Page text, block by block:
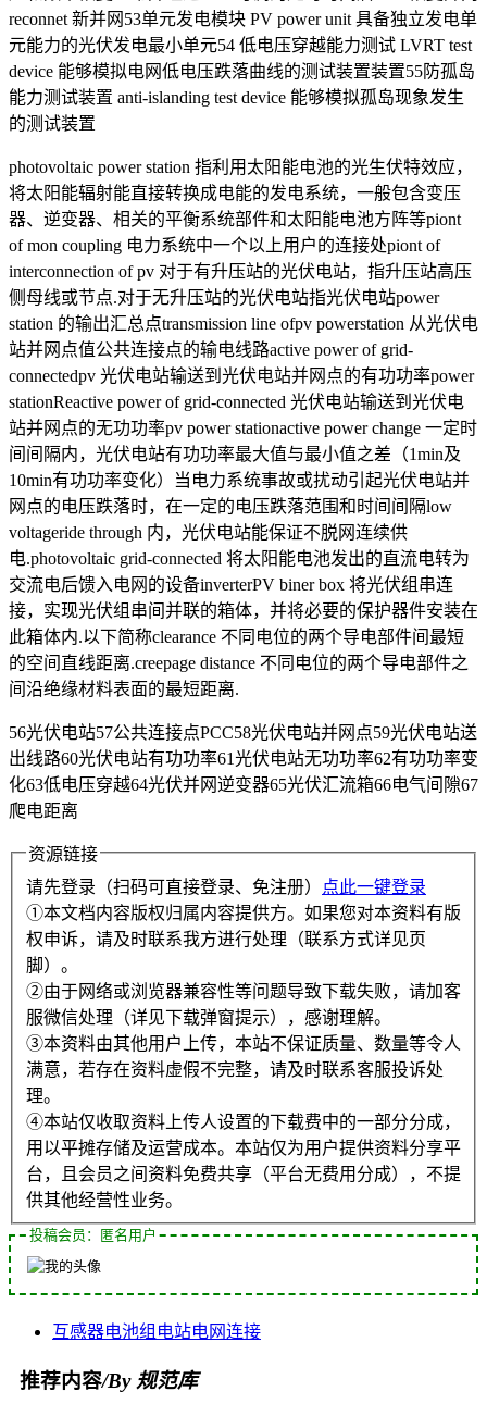
reconnet 新并网53单元发电模块 PV power unit 具备独立发电单
元能力的光伏发电最小单元54 低电压穿越能力测试 LVRT test
device 能够模拟电网低电压跌落曲线的测试装置装置55防孤岛
能力测试装置 anti-islanding test device 能够模拟孤岛现象发生
的测试装置
photovoltaic power station 指利用太阳能电池的光生伏特效应，
将太阳能辐射能直接转换成电能的发电系统，一般包含变压
器、逆变器、相关的平衡系统部件和太阳能电池方阵等piont
of mon coupling 电力系统中一个以上用户的连接处piont of
interconnection of pv 对于有升压站的光伏电站，指升压站高压
侧母线或节点.对于无升压站的光伏电站指光伏电站power
station 的输出汇总点transmission line ofpv powerstation 从光伏电
站并网点值公共连接点的输电线路active power of grid-
connectedpv 光伏电站输送到光伏电站并网点的有功功率power
stationReactive power of grid-connected 光伏电站输送到光伏电
站并网点的无功功率pv power stationactive power change 一定时
间间隔内，光伏电站有功功率最大值与最小值之差（1min及
10min有功功率变化）当电力系统事故或扰动引起光伏电站并
网点的电压跌落时，在一定的电压跌落范围和时间间隔low
voltageride through 内，光伏电站能保证不脱网连续供
电.photovoltaic grid-connected 将太阳能电池发出的直流电转为
交流电后馈入电网的设备inverterPV biner box 将光伏组串连
接，实现光伏组串间并联的箱体，并将必要的保护器件安装在
此箱体内.以下简称clearance 不同电位的两个导电部件间最短
的空间直线距离.creepage distance 不同电位的两个导电部件之
间沿绝缘材料表面的最短距离.
56光伏电站57公共连接点PCC58光伏电站并网点59光伏电站送
出线路60光伏电站有功功率61光伏电站无功功率62有功功率变
化63低电压穿越64光伏并网逆变器65光伏汇流箱66电气间隙67
爬电距离
资源链接
请先登录（扫码可直接登录、免注册）
点此一键登录
①本文档内容版权归属内容提供方。如果您对本资料有版
权申诉，请及时联系我方进行处理（联系方式详见页
脚）。
②由于网络或浏览器兼容性等问题导致下载失败，请加客
服微信处理（详见下载弹窗提示），感谢理解。
③本资料由其他用户上传，本站不保证质量、数量等令人
满意，若存在资料虚假不完整，请及时联系客服投诉处
理。
④本站仅收取资料上传人设置的下载费中的一部分分成，
用以平摊存储及运营成本。本站仅为用户提供资料分享平
台，且会员之间资料免费共享（平台无费用分成），不提
供其他经营性业务。
投稿会员：匿名用户
互感器电池组 电站电网连接
推荐内容/By 规范库